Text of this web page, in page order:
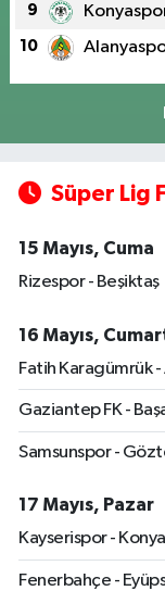
9
10
Süper Lig
15 Mayıs, Cuma
Rizespor - Beşiktaş
16 Mayıs,
Fatih Karagümrük
Gaziantep FK -
Samsunspor -
17 Mayıs, Pazar
Kayserispor -
Fenerbahçe -